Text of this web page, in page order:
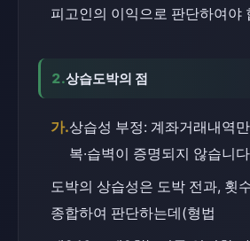
피고인의 이익으로 판단하여야
2.상습도박의 점
가.상습성 부정: 계좌거래내역
복·습벽이 증명되지 않습니
도박의 상습성은 도박 전과, 횟
종합하여 판단하는데(형법